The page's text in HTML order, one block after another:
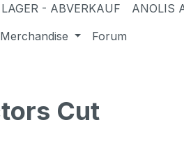
LAGER - ABVERKAUF ANOLIS
Merchandise Forum
Cut